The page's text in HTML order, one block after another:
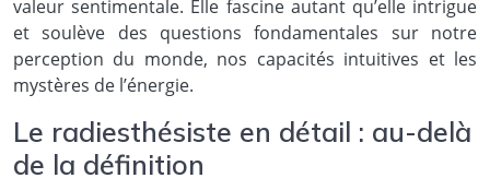
valeur sentimentale. Elle fascine autant qu’elle intrigue
et soulève des questions fondamentales sur notre
perception du monde, nos capacités intuitives et les
mystères de l’énergie.
Le radiesthésiste en détail : au-delà
de la définition